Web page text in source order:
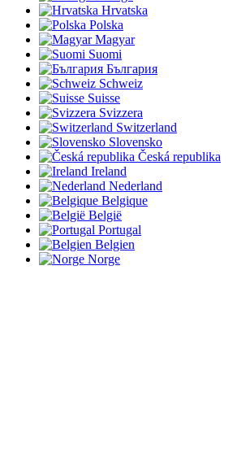
Hrvatska
Polska
Magyar
Suomi
България
Schweiz
Suisse
Svizzera
Switzerland
Slovensko
Česká republika
Ireland
Nederland
Belgique
België
Portugal
Belgien
Norge